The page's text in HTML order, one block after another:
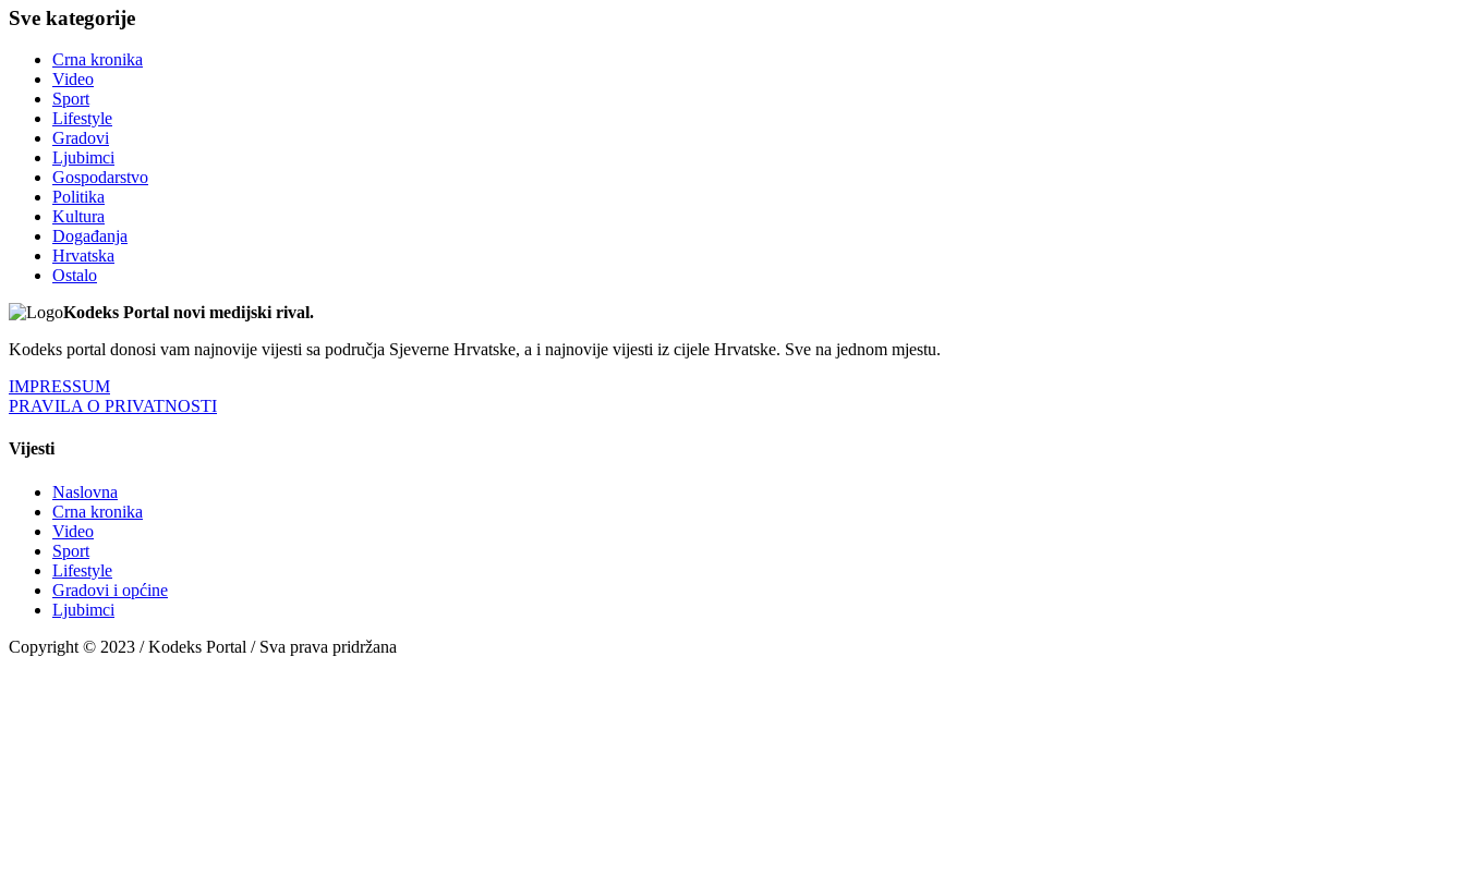
Sve kategorije
Crna kronika
Video
Sport
Lifestyle
Gradovi
Ljubimci
Gospodarstvo
Politika
Kultura
Događanja
Hrvatska
Ostalo
Kodeks Portal novi medijski rival.
Kodeks portal donosi vam najnovije vijesti sa područja Sjeverne Hrvatske, a i najnovije vijesti iz cijele Hrvatske. Sve na jednom mjestu.
IMPRESSUM
PRAVILA O PRIVATNOSTI
Vijesti
Naslovna
Crna kronika
Video
Sport
Lifestyle
Gradovi i općine
Ljubimci
Copyright © 2023 / Kodeks Portal / Sva prava pridržana